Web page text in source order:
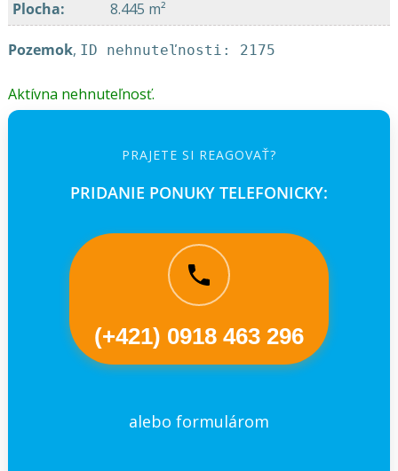
Plocha: 8.445 m²
Pozemok, ID nehnuteľnosti: 2175
Aktívna nehnuteľnosť.
PRAJETE SI REAGOVAŤ?
PRIDANIE PONUKY TELEFONICKY:
(+421) 0918 463 296
alebo formulárom